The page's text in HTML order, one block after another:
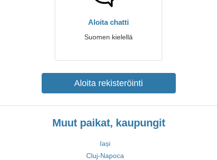
Aloita chatti
Suomen kielellä
Aloita rekisteröinti
Muut paikat, kaupungit
Iași
Cluj-Napoca